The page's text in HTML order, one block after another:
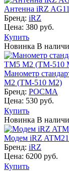
Антенна iRZ AG11
Бренд: iRZ
Цена: 380 руб.
Купить
Новинка В
Манометр
М2 (ТМ-510 М2)
Бренд: РОСМА
Цена: 530 руб.
Купить
Новинка В
Модем iRZ
Бренд: iRZ
Цена: 6200 руб.
Купить